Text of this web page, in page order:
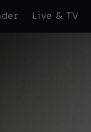
Live & TV